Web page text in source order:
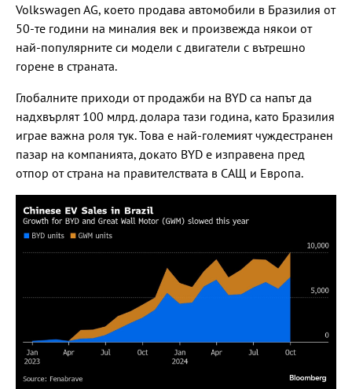
Volkswagen AG, което продава автомобили в Бразилия от
50-те години на миналия век и произвежда някои от
най-популярните си модели с двигатели с вътрешно
горене в страната.
Глобалните приходи от продажби на BYD са напът да
надхвърлят 100 млрд. долара тази година, като Бразилия
играе важна роля тук. Това е най-големият чуждестранен
пазар на компанията, докато BYD е изправена пред
отпор от страна на правителствата в САЩ и Европа.